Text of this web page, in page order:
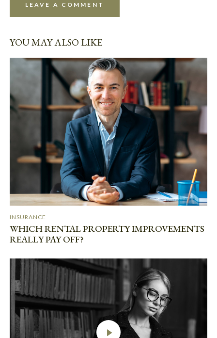
YOU MAY ALSO LIKE
INSURANCE
WHICH RENTAL PROPERTY IMPROVEMENTS
REALLY PAY OFF?